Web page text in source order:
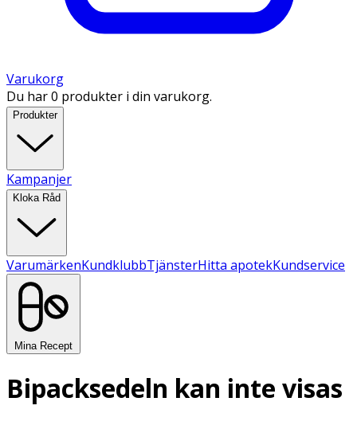
Varukorg
Du har 0 produkter i din varukorg.
Produkter
Kampanjer
Kloka Råd
VarumärkenKundklubbTjänsterHitta apotekKundservice
Mina Recept
Bipacksedeln kan inte visas